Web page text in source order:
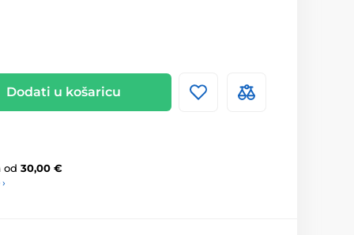
Dodati u košaricu
od 30,00 €